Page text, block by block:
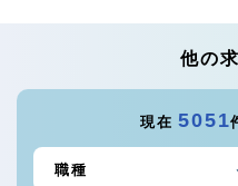
他の
現在5051